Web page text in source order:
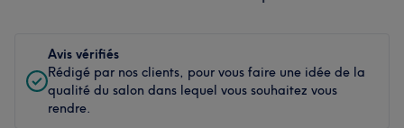
Avis vérifiés
Rédigé par nos clients, pour vous faire une idée de la
qualité du salon dans lequel vous souhaitez vous
rendre.